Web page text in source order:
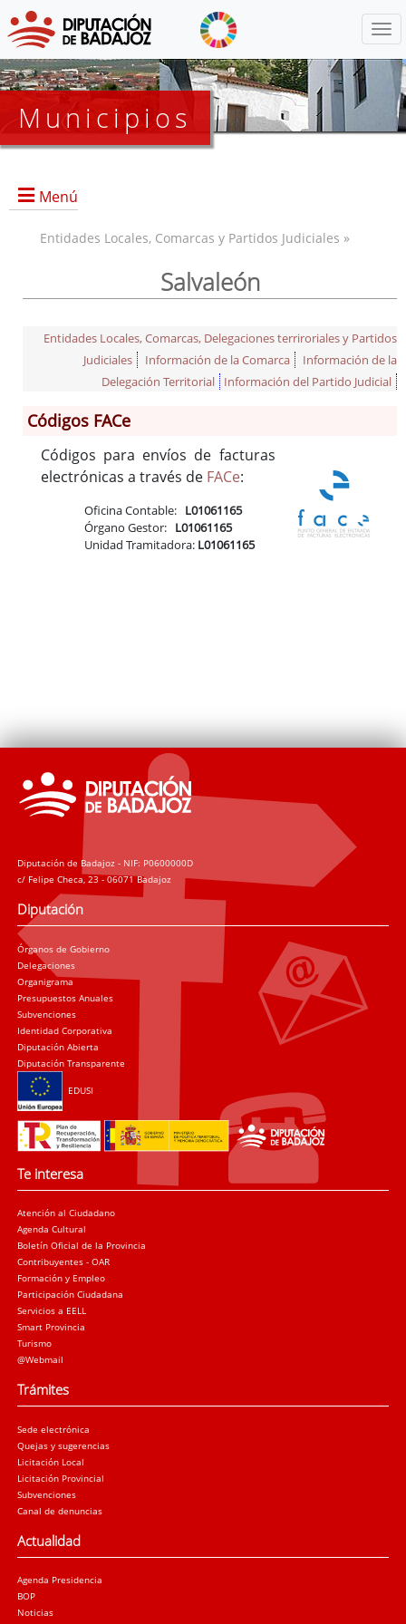
Municipios
Menú
Información General
Historia
Monumentos
Gastronomía
Entidades Locales, Comarcas y Partidos Judiciales »
Salvaleón
Entidades Locales, Comarcas, Delegaciones terriroriales y Partidos
Judiciales
Información de la Comarca
Información de la
Delegación Territorial
Información del Partido Judicial
Códigos FACe
Códigos para envíos de facturas
electrónicas a través de FACe:
Oficina Contable: L01061165
Órgano Gestor: L01061165
Unidad Tramitadora: L01061165
Diputación de Badajoz - NIF: P0600000D
c/ Felipe Checa, 23 - 06071 Badajoz
Diputación
Órganos de Gobierno
Delegaciones
Organigrama
Presupuestos Anuales
Subvenciones
Identidad Corporativa
Diputación Abierta
Diputación Transparente
EDUSI
Te interesa
Atención al Ciudadano
Agenda Cultural
Boletín Oficial de la Provincia
Contribuyentes - OAR
Formación y Empleo
Participación Ciudadana
Servicios a EELL
Smart Provincia
Turismo
@Webmail
Trámites
Sede electrónica
Quejas y sugerencias
Licitación Local
Licitación Provincial
Subvenciones
Canal de denuncias
Actualidad
Agenda Presidencia
BOP
Noticias